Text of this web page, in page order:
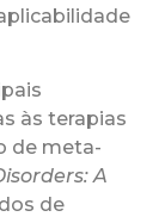
às terapias
de meta-
A
de